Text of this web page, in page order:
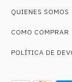
QUIENES SOMOS
COMO COMPRAR
POLÍTICA DE